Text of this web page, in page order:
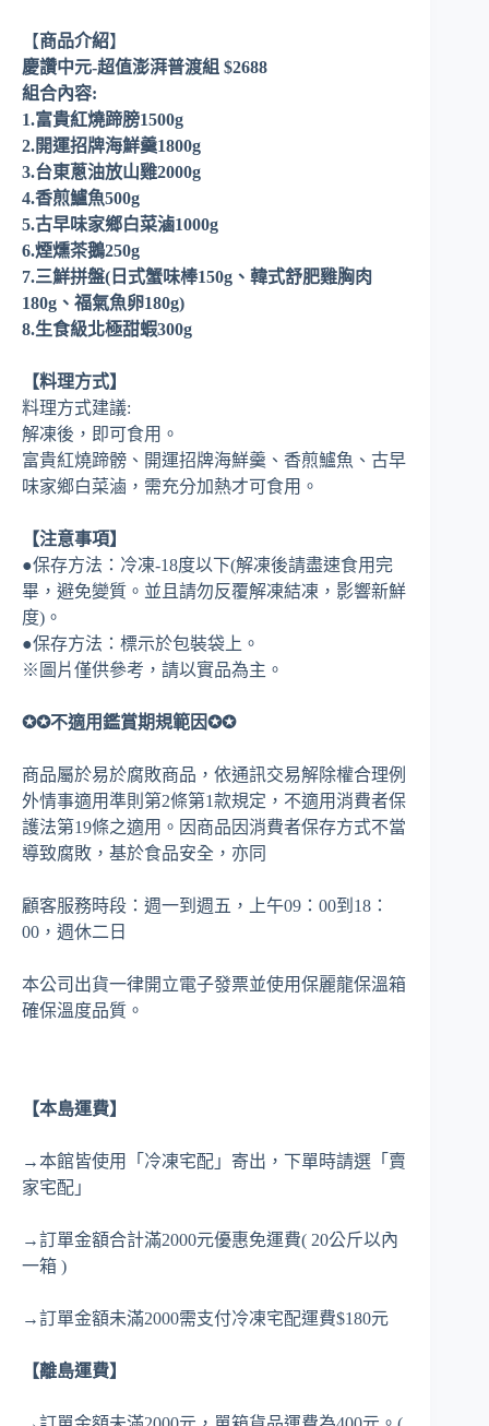
【商品介紹】
慶讚中元-超值澎湃普渡組 $2688
組合內容:
1.富貴紅燒蹄膀1500g
2.開運招牌海鮮羹1800g
3.台東蔥油放山雞2000g
4.香煎鱸魚500g
5.古早味家鄉白菜滷1000g
6.煙燻茶鵝250g
7.三鮮拼盤(日式蟹味棒150g、韓式舒肥雞胸肉
180g、福氣魚卵180g)
8.生食級北極甜蝦300g
【料理方式】
料理方式建議:
解凍後，即可食用。
富貴紅燒蹄髈、開運招牌海鮮羹、香煎鱸魚、古早
味家鄉白菜滷，需充分加熱才可食用。
【注意事項】
●保存方法：冷凍-18度以下(解凍後請盡速食用完
畢，避免變質。並且請勿反覆解凍結凍，影響新鮮
度)。
●保存方法：標示於包裝袋上。
※圖片僅供參考，請以實品為主。
✪✪不適用鑑賞期規範因✪✪
商品屬於易於腐敗商品，依通訊交易解除權合理例
外情事適用準則第2條第1款規定，不適用消費者保
護法第19條之適用。因商品因消費者保存方式不當
導致腐敗，基於食品安全，亦同
顧客服務時段：週一到週五，上午09：00到18：
00，週休二日
本公司出貨一律開立電子發票並使用保麗龍保溫箱
確保溫度品質。
【本島運費】
→本館皆使用「冷凍宅配」寄出，下單時請選「賣
家宅配」
→訂單金額合計滿2000元優惠免運費( 20公斤以內
一箱 )
→訂單金額未滿2000需支付冷凍宅配運費$180元
【離島運費】